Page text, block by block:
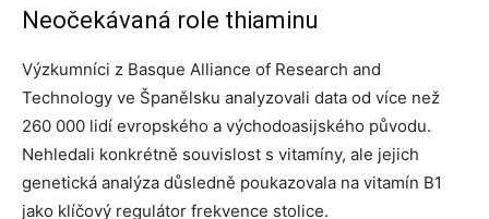
Neočekávaná role thiaminu
Výzkumníci z Basque Alliance of Research and
Technology ve Španělsku analyzovali data od více než
260 000 lidí evropského a východoasijského původu.
Nehledali konkrétně souvislost s vitamíny, ale jejich
genetická analýza důsledně poukazovala na vitamín B1
jako klíčový regulátor frekvence stolice.